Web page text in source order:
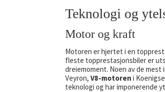
Teknologi og
Motor og kraft
Motoren er hjertet i en
fleste topprestasjonsbiler er
dreiemoment. Noen av de
Veyron, V8-motoren i
teknologi og har imponerende